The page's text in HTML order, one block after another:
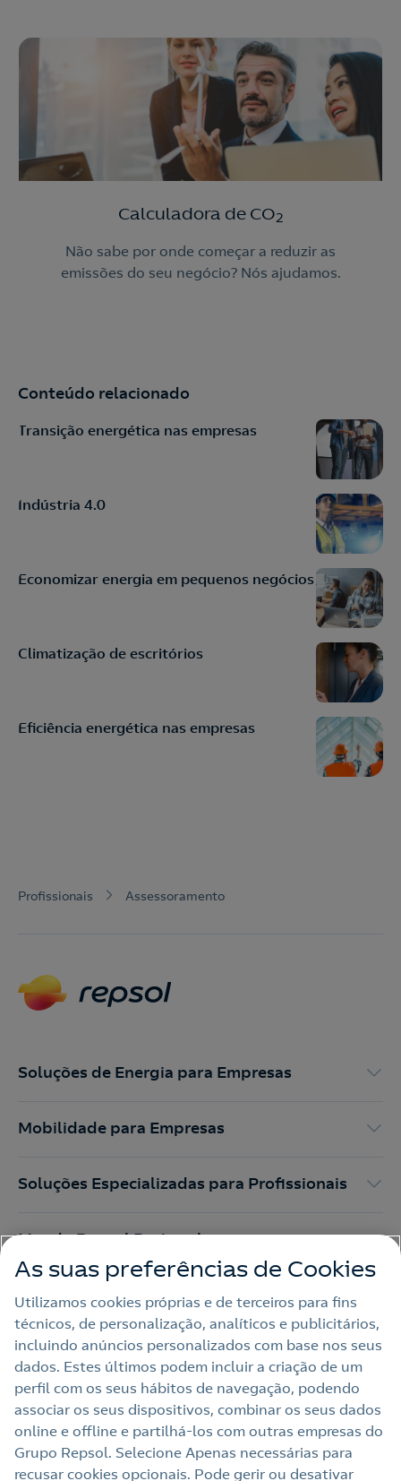
Calculadora de CO2
Não sabe por onde começar a reduzir as
emissões do seu negócio? Nós ajudamos.
Conteúdo relacionado
Transição energética nas empresas
Indústria 4.0
Economizar energia em pequenos negócios
Climatização de escritórios
Eficiência energética nas empresas
Profissionais Assessoramento
Soluções de Energia para Empresas
Mobilidade para Empresas
Soluções Especializadas para Profissionais
Mundo Repsol Portugal
Apoio ao Cliente Para Empresas
Nota legal
Política de privacidade
Política de cookies
As suas preferências de Cookies
Utilizamos cookies próprias e de terceiros para fins
técnicos, de personalização, analíticos e publicitários,
incluindo anúncios personalizados com base nos seus
dados. Estes últimos podem incluir a criação de um
perfil com os seus hábitos de navegação, podendo
associar os seus dispositivos, combinar os seus dados
online e offline e partilhá‑los com outras empresas do
Grupo Repsol. Selecione Apenas necessárias para
recusar cookies opcionais. Pode gerir ou desativar